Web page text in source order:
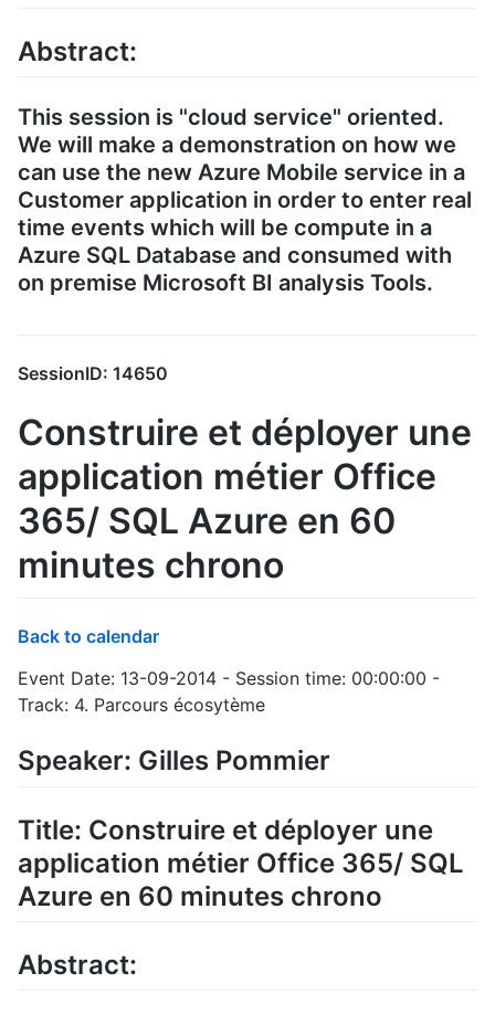
Abstract:
This session is "cloud service" oriented.
We will make a demonstration on how we
can use the new Azure Mobile service in a
Customer application in order to enter real
time events which will be compute in a
Azure SQL Database and consumed with
on premise Microsoft BI analysis Tools.
SessionID: 14650
Construire et déployer une
application métier Office
365/ SQL Azure en 60
minutes chrono
Back to calendar
Event Date: 13-09-2014 - Session time: 00:00:00 -
Track: 4. Parcours écosytème
Speaker: Gilles Pommier
Title: Construire et déployer une
application métier Office 365/ SQL
Azure en 60 minutes chrono
Abstract: